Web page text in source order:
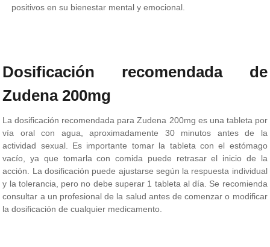
positivos en su bienestar mental y emocional.
Dosificación recomendada de
Zudena 200mg
La dosificación recomendada para Zudena 200mg es una tableta por
vía oral con agua, aproximadamente 30 minutos antes de la
actividad sexual. Es importante tomar la tableta con el estómago
vacío, ya que tomarla con comida puede retrasar el inicio de la
acción. La dosificación puede ajustarse según la respuesta individual
y la tolerancia, pero no debe superar 1 tableta al día. Se recomienda
consultar a un profesional de la salud antes de comenzar o modificar
la dosificación de cualquier medicamento.